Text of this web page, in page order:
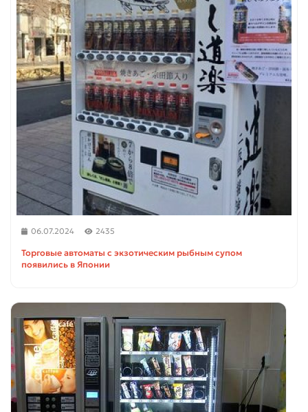
06.07.2024 2435
Торговые автоматы с экзотическим рыбным супом
появились в Японии